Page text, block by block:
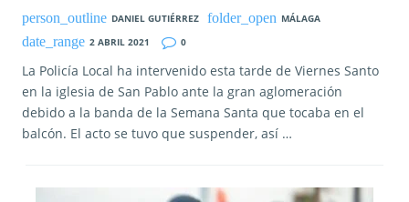
DANIEL GUTIÉRREZ
MÁLAGA
2 ABRIL 2021
0
La Policía Local ha intervenido esta tarde de Viernes Santo
en la iglesia de San Pablo ante la gran aglomeración
debido a la banda de la Semana Santa que tocaba en el
balcón. El acto se tuvo que suspender, así …